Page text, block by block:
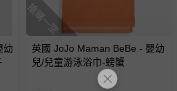
動，如因部份退貨，而該訂單保
以原價計算，活動贈品亦需一併退
幼
搶購一空
英國 JoJo Maman BeBe - 嬰幼
兒/兒童游泳浴巾-螃蟹